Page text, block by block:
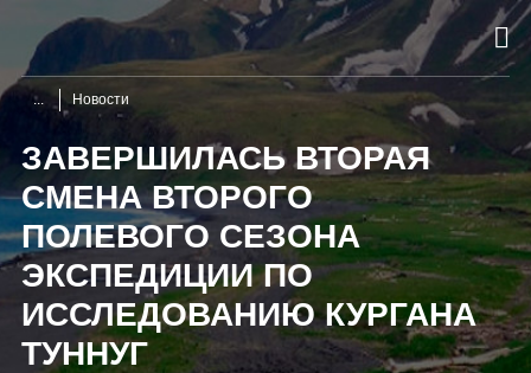
Новости
ЗАВЕРШИЛАСЬ ВТОРАЯ
СМЕНА ВТОРОГО
ПОЛЕВОГО СЕЗОНА
ЭКСПЕДИЦИИ ПО
ИССЛЕДОВАНИЮ КУРГАНА
ТУННУГ